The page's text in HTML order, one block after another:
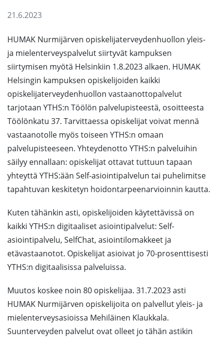
21.6.2023
HUMAK Nurmijärven opiskelijaterveydenhuollon yleis-
ja mielenterveyspalvelut siirtyvät kampuksen
siirtymisen myötä Helsinkiin 1.8.2023 alkaen. HUMAK
Helsingin kampuksen opiskelijoiden kaikki
opiskelijaterveydenhuollon vastaanottopalvelut
tarjotaan YTHS:n Töölön palvelupisteestä, osoitteesta
Töölönkatu 37. Tarvittaessa opiskelijat voivat mennä
vastaanotolle myös toiseen YTHS:n omaan
palvelupisteeseen. Yhteydenotto YTHS:n palveluihin
säilyy ennallaan: opiskelijat ottavat tuttuun tapaan
yhteyttä YTHS:ään Self-asiointipalvelun tai puhelimitse
tapahtuvan keskitetyn hoidontarpeenarvioinnin kautta.
Kuten tähänkin asti, opiskelijoiden käytettävissä on
kaikki YTHS:n digitaaliset asiointipalvelut: Self-
asiointipalvelu, SelfChat, asiointilomakkeet ja
etävastaanotot. Opiskelijat asioivat jo 70-prosenttisesti
YTHS:n digitaalisissa palveluissa.
Muutos koskee noin 80 opiskelijaa. 31.7.2023 asti
HUMAK Nurmijärven opiskelijoita on palvellut yleis- ja
mielenterveysasioissa Mehiläinen Klaukkala.
Suunterveyden palvelut ovat olleet jo tähän astikin